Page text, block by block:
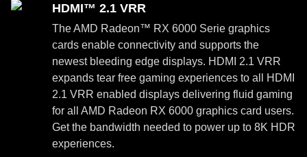
HDMI™ 2.1 VRR
The AMD Radeon™ RX 6000 Serie graphics
cards enable connectivity and supports the
newest bleeding edge displays. HDMI 2.1 VRR
expands tear free gaming experiences to all HDMI
2.1 VRR enabled displays delivering fluid gaming
for all AMD Radeon RX 6000 graphics card users.
Get the bandwidth needed to power up to 8K HDR
experiences.